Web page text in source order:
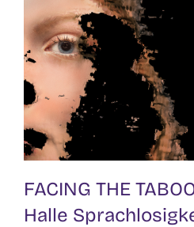
FACING THE
Halle